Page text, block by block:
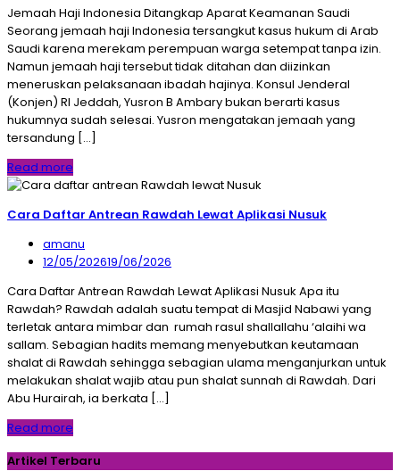
Jemaah Haji Indonesia Ditangkap Aparat Keamanan Saudi
Seorang jemaah haji Indonesia tersangkut kasus hukum di Arab
Saudi karena merekam perempuan warga setempat tanpa izin.
Namun jemaah haji tersebut tidak ditahan dan diizinkan
meneruskan pelaksanaan ibadah hajinya. Konsul Jenderal
(Konjen) RI Jeddah, Yusron B Ambary bukan berarti kasus
hukumnya sudah selesai. Yusron mengatakan jemaah yang
tersandung […]
Read more
Cara Daftar Antrean Rawdah Lewat Aplikasi Nusuk
amanu
12/05/202619/06/2026
Cara Daftar Antrean Rawdah Lewat Aplikasi Nusuk Apa itu
Rawdah? Rawdah adalah suatu tempat di Masjid Nabawi yang
terletak antara mimbar dan rumah rasul shallallahu ‘alaihi wa
sallam. Sebagian hadits memang menyebutkan keutamaan
shalat di Rawdah sehingga sebagian ulama menganjurkan untuk
melakukan shalat wajib atau pun shalat sunnah di Rawdah. Dari
Abu Hurairah, ia berkata […]
Read more
Artikel Terbaru